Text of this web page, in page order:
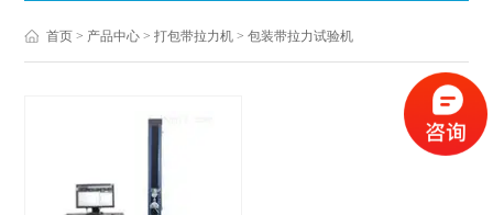
首页 > 产品中心 >打包带拉力机 >包装带拉力试验机